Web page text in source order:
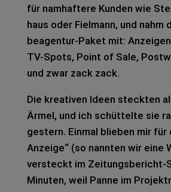
für nam­haf­te­re Kun­den wie
haus oder Fiel­mann, und nahm
be­agen­tur-Paket mit:
TV-Spots, Point of Sale,
und zwar zack zack.
Die krea­ti­ven Ideen steck­ten
Ärmel, und ich schüt­tel­te sie
ges­tern. Ein­mal blie­ben mir für
Anzei­ge“ (so nann­ten wir eine
ver­steckt im Zei­tungs­be­richt-
Minu­ten, weil Panne im